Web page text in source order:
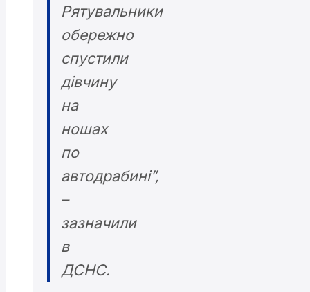
Рятувальники
обережно
спустили
дівчину
на
ношах
по
автодрабині”,
–
зазначили
в
ДСНС.